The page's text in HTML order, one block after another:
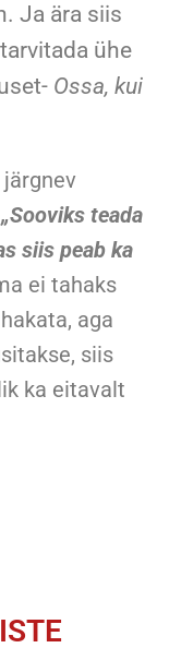
Ja ära siis
ühe
Ossa, kui
„Sooviks teada
siis peab ka
ei tahaks
aga
siis
ka eitavalt